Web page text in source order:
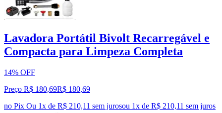
Lavadora Portátil Bivolt Recarregável e
Compacta para Limpeza Completa
14% OFF
Preço R$ 180,69R$ 180,69
no Pix Ou 1x de R$ 210,11 sem jurosou 1x de R$ 210,11 sem juros